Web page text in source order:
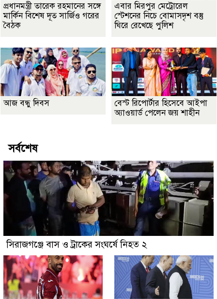
প্রধানমন্ত্রী তারেক রহমানের সঙ্গে
মার্কিন বিশেষ দূত সার্জিও গরের
বৈঠক
এবার মিরপুর মেট্রোরেল
স্টেশনের নিচে বোমাসদৃশ বস্তু
ঘিরে রেখেছে পুলিশ
আজ বন্ধু দিবস
বেস্ট রিপোর্টার হিসেবে আইপা
অ্যাওয়ার্ড পেলেন জয় শাহীন
সর্বশেষ
সিরাজগঞ্জে বাস ও ট্রাকের সংঘর্ষে নিহত ২